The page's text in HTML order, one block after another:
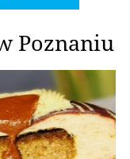
Poznaniu